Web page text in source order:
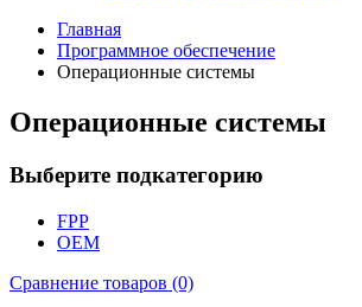
Главная
Программное обеспечение
Операционные системы
Операционные системы
Выберите подкатегорию
FPP
OEM
Сравнение товаров (0)